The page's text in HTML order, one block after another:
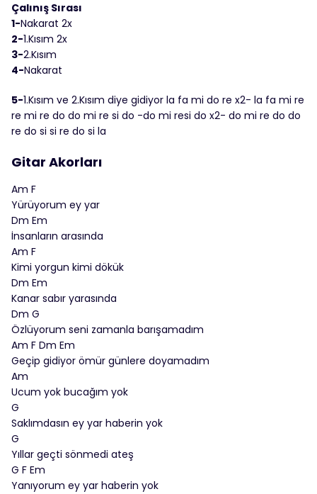
Çalınış Sırası
1-Nakarat 2x
2-1.Kısım 2x
3-2.Kısım
4-Nakarat
5-1.Kısım ve 2.Kısım diye gidiyor la fa mi do re x2- la fa mi re
re mi re do do mi re si do -do mi resi do x2- do mi re do do
re do si si re do si la
Gitar Akorları
Am F
Yürüyorum ey yar
Dm Em
İnsanların arasında
Am F
Kimi yorgun kimi dökük
Dm Em
Kanar sabır yarasında
Dm G
Özlüyorum seni zamanla barışamadım
Am F Dm Em
Geçip gidiyor ömür günlere doyamadım
Am
Ucum yok bucağım yok
G
Saklımdasın ey yar haberin yok
G
Yıllar geçti sönmedi ateş
G F Em
Yanıyorum ey yar haberin yok